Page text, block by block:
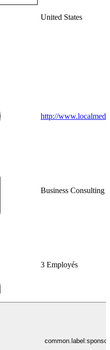
United States
http://
Business Consulting
3 Employés